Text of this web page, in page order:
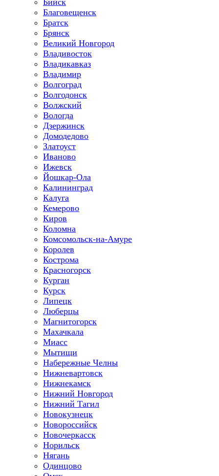
Бийск
Благовещенск
Братск
Брянск
Великий Новгород
Владивосток
Владикавказ
Владимир
Волгоград
Волгодонск
Волжский
Вологда
Дзержинск
Домодедово
Златоуст
Иваново
Ижевск
Йошкар-Ола
Калининград
Калуга
Кемерово
Киров
Коломна
Комсомольск-на-Амуре
Королев
Кострома
Красногорск
Курган
Курск
Липецк
Люберцы
Магнитогорск
Махачкала
Миасс
Мытищи
Набережные Челны
Нижневартовск
Нижнекамск
Нижний Новгород
Нижний Тагил
Новокузнецк
Новороссийск
Новочеркасск
Норильск
Нягань
Одинцово